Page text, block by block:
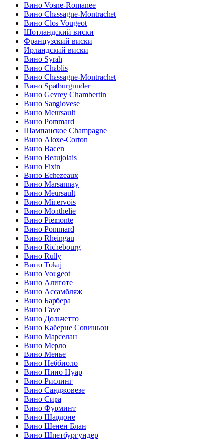
Вино Vosne-Romanee
Вино Chassagne-Montrachet
Вино Clos Vougeot
Шотландский виски
Французский виски
Ирландский виски
Вино Syrah
Вино Chablis
Вино Chassagne-Montrachet
Вино Spatburgunder
Вино Gevrey Chambertin
Вино Sangiovese
Вино Meursault
Вино Pommard
Шампанское Champagne
Вино Aloxe-Corton
Вино Baden
Вино Beaujolais
Вино Fixin
Вино Echezeaux
Вино Marsannay
Вино Meursault
Вино Minervois
Вино Monthelie
Вино Piemonte
Вино Pommard
Вино Rheingau
Вино Richebourg
Вино Rully
Вино Tokaj
Вино Vougeot
Вино Алиготе
Вино Ассамбляж
Вино Барбера
Вино Гаме
Вино Дольчетто
Вино Каберне Совиньон
Вино Марселан
Вино Мерло
Вино Мёнье
Вино Неббиоло
Вино Пино Нуар
Вино Рислинг
Вино Санджовезе
Вино Сира
Вино Фурминт
Вино Шардоне
Вино Шенен Блан
Вино Шпетбургундер